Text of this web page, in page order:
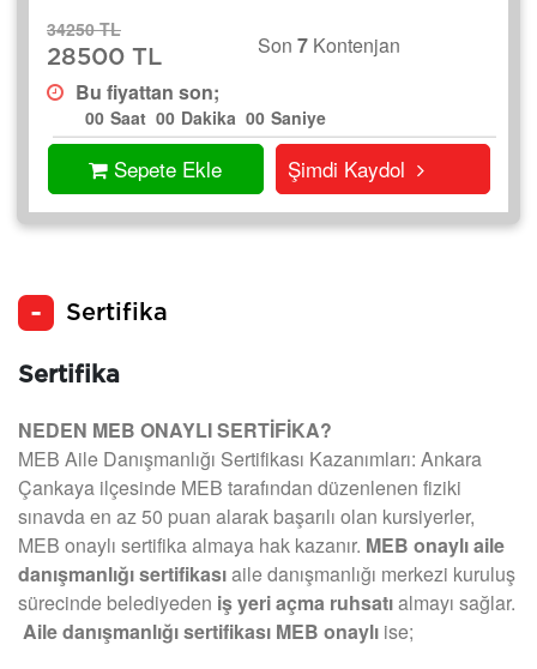
34250 TL
28500 TL
Son 7Kontenjan
Bu fiyattan son;
00 Saat 00 Dakika 00 Saniye
Sepete Ekle Şimdi Kaydol
Sertifika
Sertifika
NEDEN MEB ONAYLI SERTİFİKA?
MEB Aile Danışmanlığı Sertifikası Kazanımları: Ankara
Çankaya ilçesinde MEB tarafından düzenlenen fiziki
sınavda en az 50 puan alarak başarılı olan kursiyerler,
MEB onaylı sertifika almaya hak kazanır. MEB onaylı aile
danışmanlığı sertifikasıaile danışmanlığı merkezi kuruluş
sürecinde belediyeden iş yeri açma ruhsatıalmayı sağlar.
Aile danışmanlığı sertifikası MEB onaylı ise;